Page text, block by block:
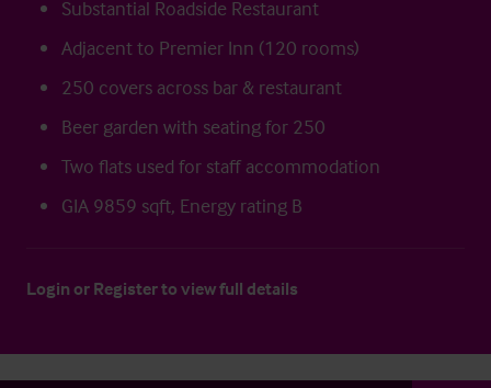
Substantial Roadside Restaurant
Adjacent to Premier Inn (120 rooms)
250 covers across bar & restaurant
Beer garden with seating for 250
Two flats used for staff accommodation
GIA 9859 sqft, Energy rating B
Login or Registerto view full details